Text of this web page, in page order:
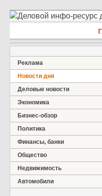
Деловой инфо-ресурс
Реклама
Новости дня
Деловые новости
Экономика
Бизнес-обзор
Политика
Финансы, банки
Общество
Недвижимость
Автомобили